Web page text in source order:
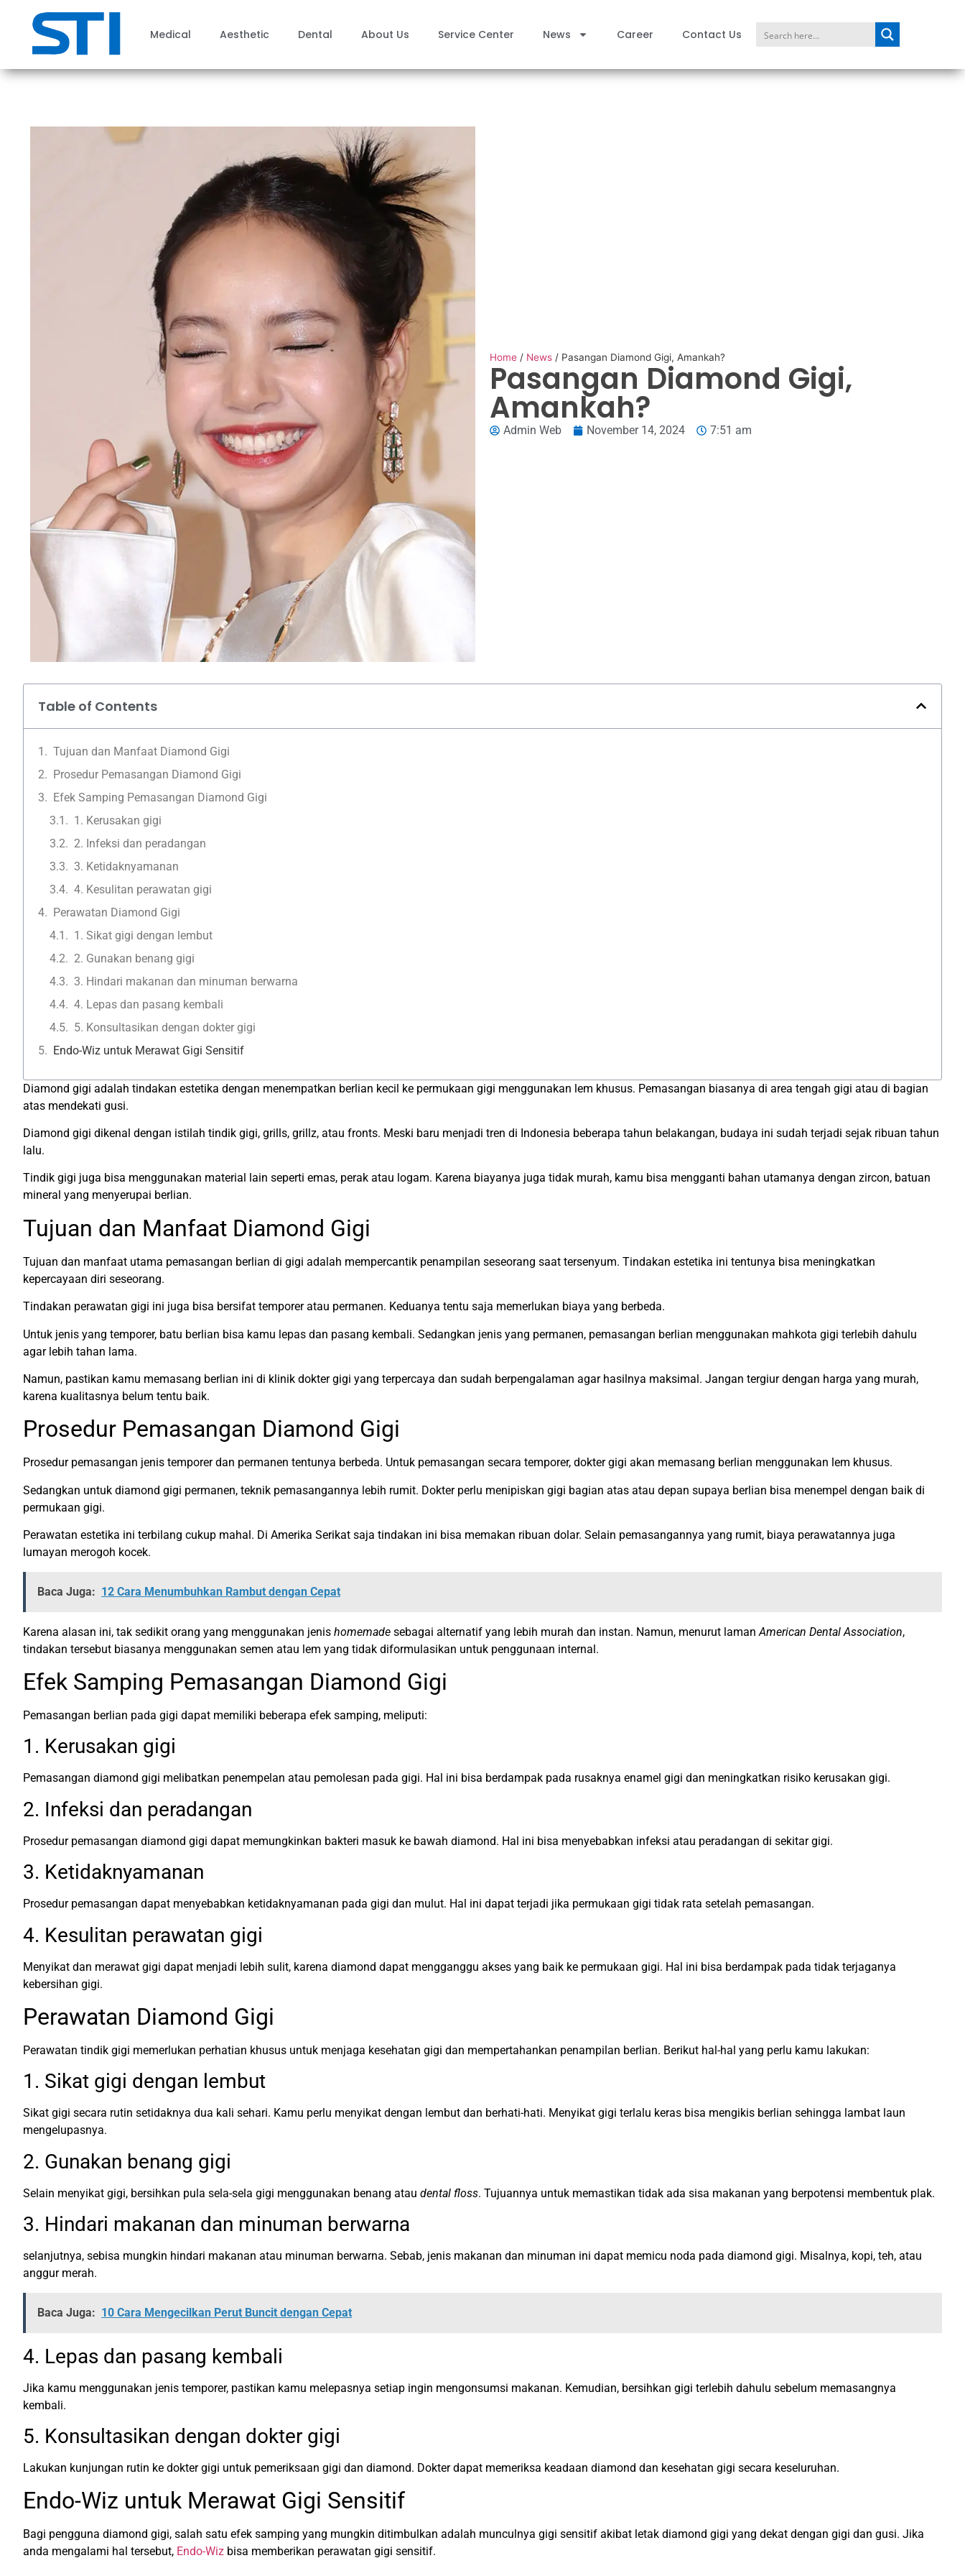
Medical Aesthetic Dental About Us Service Center News Career Contact Us
Home / News / Pasangan Diamond Gigi, Amankah?
Pasangan Diamond Gigi,
Amankah?
Admin Web November 14, 2024 7:51 am
Table of Contents
Tujuan dan Manfaat Diamond Gigi
Prosedur Pemasangan Diamond Gigi
Efek Samping Pemasangan Diamond Gigi
1. Kerusakan gigi
2. Infeksi dan peradangan
3. Ketidaknyamanan
4. Kesulitan perawatan gigi
Perawatan Diamond Gigi
1. Sikat gigi dengan lembut
2. Gunakan benang gigi
3. Hindari makanan dan minuman berwarna
4. Lepas dan pasang kembali
5. Konsultasikan dengan dokter gigi
Endo-Wiz untuk Merawat Gigi Sensitif
Diamond gigi adalah tindakan estetika dengan menempatkan berlian kecil ke permukaan gigi menggunakan lem khusus. Pemasangan biasanya di area tengah gigi atau di bagian
atas mendekati gusi.
Diamond gigi dikenal dengan istilah tindik gigi, grills, grillz, atau fronts. Meski baru menjadi tren di Indonesia beberapa tahun belakangan, budaya ini sudah terjadi sejak ribuan tahun
lalu.
Tindik gigi juga bisa menggunakan material lain seperti emas, perak atau logam. Karena biayanya juga tidak murah, kamu bisa mengganti bahan utamanya dengan zircon, batuan
mineral yang menyerupai berlian.
Tujuan dan Manfaat Diamond Gigi
Tujuan dan manfaat utama pemasangan berlian di gigi adalah mempercantik penampilan seseorang saat tersenyum. Tindakan estetika ini tentunya bisa meningkatkan
kepercayaan diri seseorang.
Tindakan perawatan gigi ini juga bisa bersifat temporer atau permanen. Keduanya tentu saja memerlukan biaya yang berbeda.
Untuk jenis yang temporer, batu berlian bisa kamu lepas dan pasang kembali. Sedangkan jenis yang permanen, pemasangan berlian menggunakan mahkota gigi terlebih dahulu
agar lebih tahan lama.
Namun, pastikan kamu memasang berlian ini di klinik dokter gigi yang terpercaya dan sudah berpengalaman agar hasilnya maksimal. Jangan tergiur dengan harga yang murah,
karena kualitasnya belum tentu baik.
Prosedur Pemasangan Diamond Gigi
Prosedur pemasangan jenis temporer dan permanen tentunya berbeda. Untuk pemasangan secara temporer, dokter gigi akan memasang berlian menggunakan lem khusus.
Sedangkan untuk diamond gigi permanen, teknik pemasangannya lebih rumit. Dokter perlu menipiskan gigi bagian atas atau depan supaya berlian bisa menempel dengan baik di
permukaan gigi.
Perawatan estetika ini terbilang cukup mahal. Di Amerika Serikat saja tindakan ini bisa memakan ribuan dolar. Selain pemasangannya yang rumit, biaya perawatannya juga
lumayan merogoh kocek.
Baca Juga: 12 Cara Menumbuhkan Rambut dengan Cepat
Karena alasan ini, tak sedikit orang yang menggunakan jenis homemade sebagai alternatif yang lebih murah dan instan. Namun, menurut laman American Dental Association,
tindakan tersebut biasanya menggunakan semen atau lem yang tidak diformulasikan untuk penggunaan internal.
Efek Samping Pemasangan Diamond Gigi
Pemasangan berlian pada gigi dapat memiliki beberapa efek samping, meliputi:
1. Kerusakan gigi
Pemasangan diamond gigi melibatkan penempelan atau pemolesan pada gigi. Hal ini bisa berdampak pada rusaknya enamel gigi dan meningkatkan risiko kerusakan gigi.
2. Infeksi dan peradangan
Prosedur pemasangan diamond gigi dapat memungkinkan bakteri masuk ke bawah diamond. Hal ini bisa menyebabkan infeksi atau peradangan di sekitar gigi.
3. Ketidaknyamanan
Prosedur pemasangan dapat menyebabkan ketidaknyamanan pada gigi dan mulut. Hal ini dapat terjadi jika permukaan gigi tidak rata setelah pemasangan.
4. Kesulitan perawatan gigi
Menyikat dan merawat gigi dapat menjadi lebih sulit, karena diamond dapat mengganggu akses yang baik ke permukaan gigi. Hal ini bisa berdampak pada tidak terjaganya
kebersihan gigi.
Perawatan Diamond Gigi
Perawatan tindik gigi memerlukan perhatian khusus untuk menjaga kesehatan gigi dan mempertahankan penampilan berlian. Berikut hal-hal yang perlu kamu lakukan:
1. Sikat gigi dengan lembut
Sikat gigi secara rutin setidaknya dua kali sehari. Kamu perlu menyikat dengan lembut dan berhati-hati. Menyikat gigi terlalu keras bisa mengikis berlian sehingga lambat laun
mengelupasnya.
2. Gunakan benang gigi
Selain menyikat gigi, bersihkan pula sela-sela gigi menggunakan benang atau dental floss. Tujuannya untuk memastikan tidak ada sisa makanan yang berpotensi membentuk plak.
3. Hindari makanan dan minuman berwarna
selanjutnya, sebisa mungkin hindari makanan atau minuman berwarna. Sebab, jenis makanan dan minuman ini dapat memicu noda pada diamond gigi. Misalnya, kopi, teh, atau
anggur merah.
Baca Juga: 10 Cara Mengecilkan Perut Buncit dengan Cepat
4. Lepas dan pasang kembali
Jika kamu menggunakan jenis temporer, pastikan kamu melepasnya setiap ingin mengonsumsi makanan. Kemudian, bersihkan gigi terlebih dahulu sebelum memasangnya
kembali.
5. Konsultasikan dengan dokter gigi
Lakukan kunjungan rutin ke dokter gigi untuk pemeriksaan gigi dan diamond. Dokter dapat memeriksa keadaan diamond dan kesehatan gigi secara keseluruhan.
Endo-Wiz untuk Merawat Gigi Sensitif
Bagi pengguna diamond gigi, salah satu efek samping yang mungkin ditimbulkan adalah munculnya gigi sensitif akibat letak diamond gigi yang dekat dengan gigi dan gusi. Jika
anda mengalami hal tersebut, Endo-Wiz bisa memberikan perawatan gigi sensitif.